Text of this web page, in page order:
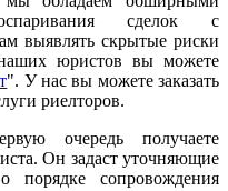
сделок с
выявлять скрытые риски
юристов вы можете
". У нас вы можете заказать
риелторов.
очередь получаете
Он задаст уточняющие
порядке сопровождения